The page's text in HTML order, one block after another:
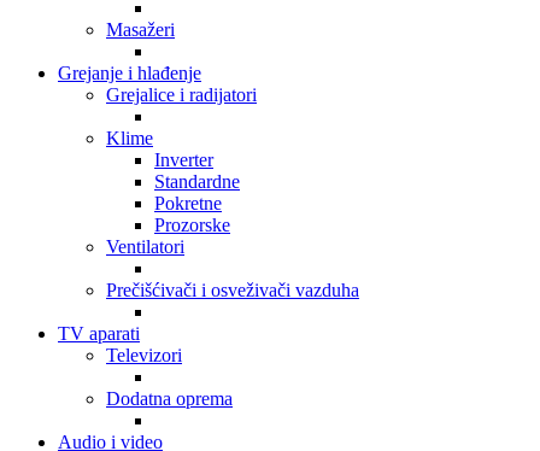
Masažeri
Grejanje i hlađenje
Grejalice i radijatori
Klime
Inverter
Standardne
Pokretne
Prozorske
Ventilatori
Prečišćivači i osveživači vazduha
TV aparati
Televizori
Dodatna oprema
Audio i video